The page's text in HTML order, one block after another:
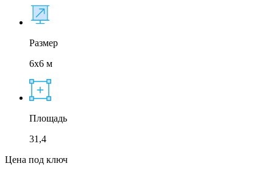
Размер
6x6 м
Площадь
31,4
Цена под ключ